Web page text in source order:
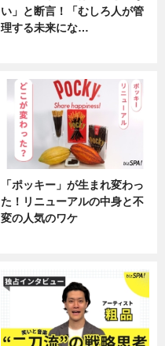
い」と断言！「むしろ人が管
理する未来にな…
「ポッキー」が生まれ変わっ
た！リニューアルの中身と不
変の人気のワケ